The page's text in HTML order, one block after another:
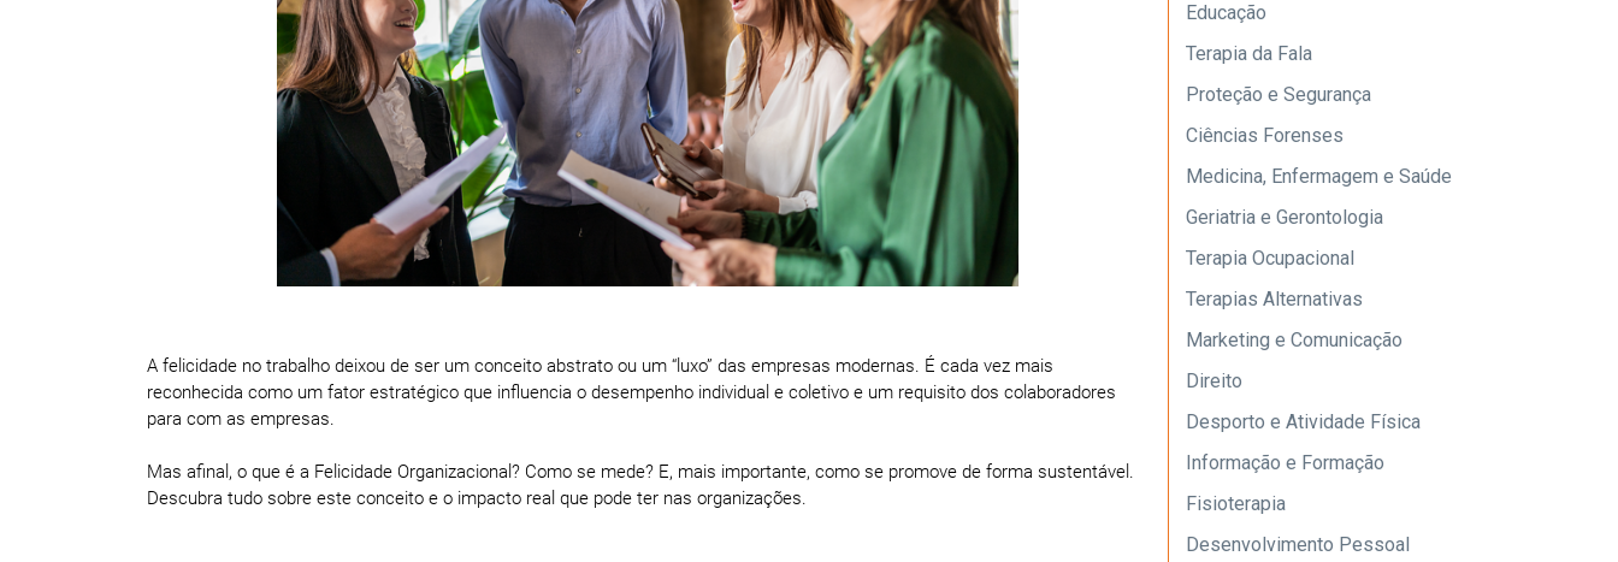
A felicidade no trabalho deixou de ser um conceito abstrato ou um “luxo” das empresas modernas. É cada vez mais
reconhecida como um fator estratégico que influencia o desempenho individual e coletivo e um requisito dos colaboradores
para com as empresas.
Mas afinal, o que é a Felicidade Organizacional? Como se mede? E, mais importante, como se promove de forma sustentável.
Descubra tudo sobre este conceito e o impacto real que pode ter nas organizações.
Educação
Terapia da Fala
Proteção e Segurança
Ciências Forenses
Medicina, Enfermagem e Saúde
Geriatria e Gerontologia
Terapia Ocupacional
Terapias Alternativas
Marketing e Comunicação
Direito
Desporto e Atividade Física
Informação e Formação
Fisioterapia
Desenvolvimento Pessoal